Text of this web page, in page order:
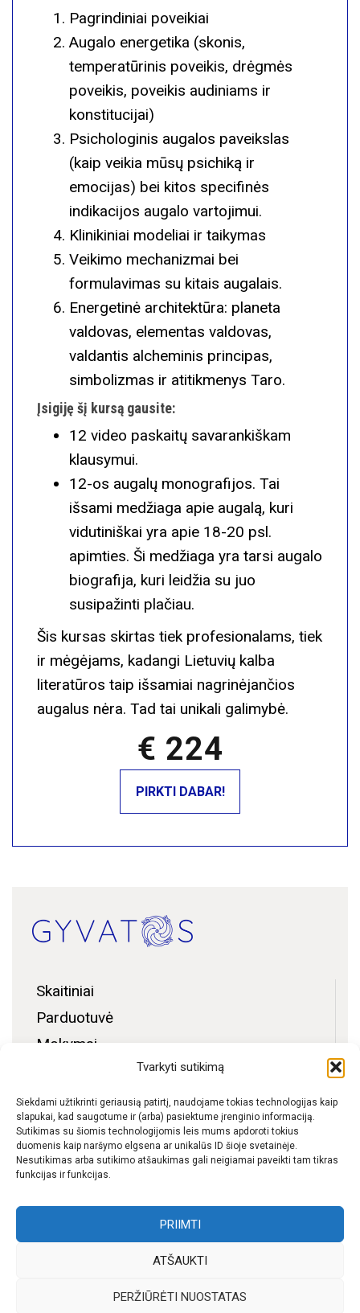
Tvarkyti sutikimą
Siekdami užtikrinti geriausią patirtį, naudojame tokias technologijas kaip
slapukai, kad saugotume ir (arba) pasiektume įrenginio informaciją.
Sutikimas su šiomis technologijomis leis mums apdoroti tokius
duomenis kaip naršymo elgsena ar unikalūs ID šioje svetainėje.
Nesutikimas arba sutikimo atšaukimas gali neigiamai paveikti tam tikras
funkcijas ir funkcijas.
PRIIMTI
ATŠAUKTI
PERŽIŪRĖTI NUOSTATAS
Pagrindiniai poveikiai
Augalo energetika (skonis,
temperatūrinis poveikis, drėgmės
poveikis, poveikis audiniams ir
konstitucijai)
Psichologinis augalos paveikslas
(kaip veikia mūsų psichiką ir
emocijas) bei kitos specifinės
indikacijos augalo vartojimui.
Klinikiniai modeliai ir taikymas
Veikimo mechanizmai bei
formulavimas su kitais augalais.
Energetinė architektūra: planeta
valdovas, elementas valdovas,
valdantis alcheminis principas,
simbolizmas ir atitikmenys Taro.
Įsigiję šį kursą gausite:
12 video paskaitų savarankiškam
klausymui.
12-os augalų monografijos. Tai
išsami medžiaga apie augalą, kuri
vidutiniškai yra apie 18-20 psl.
apimties. Ši medžiaga yra tarsi augalo
biografija, kuri leidžia su juo
susipažinti plačiau.
Šis kursas skirtas tiek profesionalams, tiek
ir mėgėjams, kadangi Lietuvių kalba
literatūros taip išsamiai nagrinėjančios
augalus nėra. Tad tai unikali galimybė.
€ 224
Skaitiniai
Parduotuvė
Mokymai
Bendruomenės zona
Apie mus
Kontaktai
D.U.K.
Pristatymas
Privatumo politika
b
n
h
o